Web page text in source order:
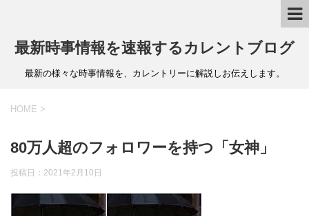
最新時事情報を速報するカレントブログ
最新の様々な時事情報を、カレントリーに解説しお伝えします。
HOME >
80万人超のフォロワーを持つ「女神」
投稿日： 2021年2月10日